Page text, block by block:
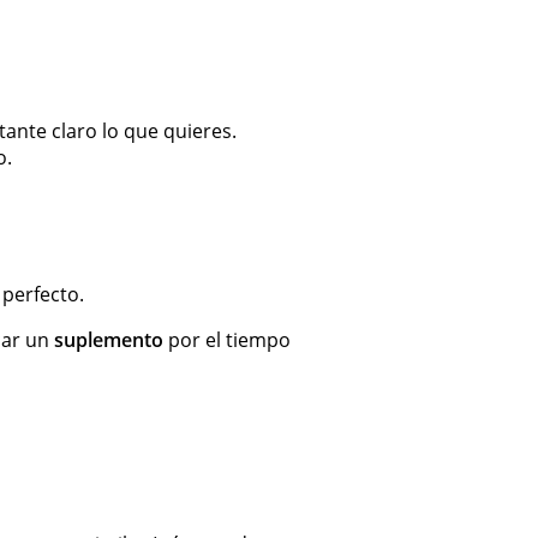
claro lo que quieres.
un suplemento por el tiempo